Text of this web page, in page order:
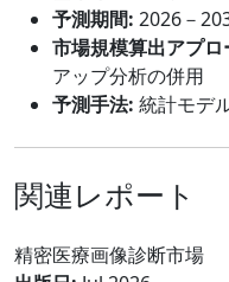
予測期間: 2026－
市場規模算出アプロ
アップ分析の併用
予測手法: 統計モデ
関連レポート
精密医療画像診断市場